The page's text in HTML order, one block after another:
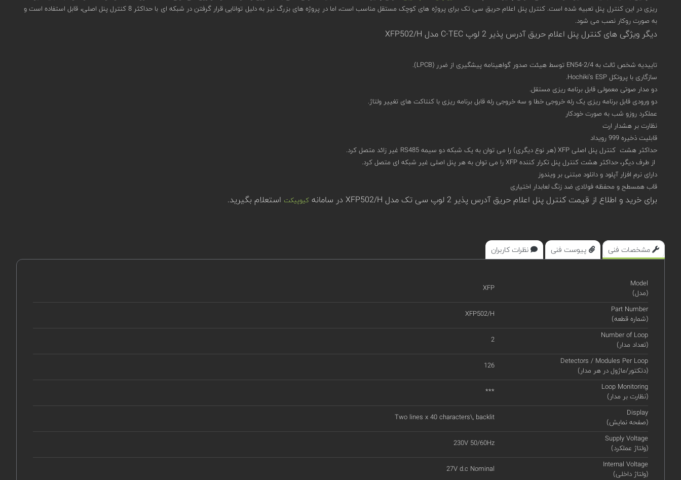
ریزی در این کنترل پنل تعبیه شده است. کنترل پنل اعلام حریق سی تک برای پروژه های کوچک مستقل مناسب است، اما در پروژه های بزرگ نیز به دلیل توانایی قرار گرفتن در شبکه ای با حداکثر 8 کنترل پنل اصلی، قابل استفاده است و
به صورت روکار نصب می شود.
دیگر ویژگی های کنترل پنل اعلام حریق آدرس پذیر 2 لوپ C-TEC مدل XFP502/H
تاییدیه شخص ثالث به EN54-2/4 توسط هیئت صدور گواهینامه پیشگیری از ضرر (LPCB).
سازگاری با پروتکل Hochiki's ESP.
دو مدار صوتی معمولی قابل برنامه ریزی مستقل.
دو ورودی قابل برنامه ریزی یک رله خروجی خطا و سه خروجی رله قابل برنامه ریزی با کنتاکت های تغییر ولتاژ.
عملکرد روزو شب به صورت خودکار
نظارت بر هشدار ارت
قابلیت ذخیره 999 رویداد
حداکثر هشت کنترل پنل اصلی XFP (هر نوع دیگری) را می توان به یک شبکه دو سیمه RS485 غیر زائد متصل کرد.
از طرف دیگر، حداکثر هشت کنترل پنل تکرار کننده XFP را می توان به هر پنل اصلی غیر شبکه ای متصل کرد.
دارای نرم افزار آپلود و دانلود مبتنی بر ویندوز
قاب همسطح و محفظه فولادی ضد زنگ لعابدار اختیاری
برای خرید و اطلاع از قیمت کنترل پنل اعلام حریق آدرس پذیر 2 لوپ سی تک مدل XFP502/H در سامانه کیوپیکت استعلام بگیرید.
مشخصات فنی پیوست فنی نظرات کاربران
Model
(مدل)
XFP
Part Number
(شماره قطعه)
XFP502/H
Number of Loop
(تعداد مدار)
2
Detectors / Modules Per Loop
(دتکتور/ماژول در هر مدار)
126
Loop Monitoring
(نظارت بر مدار)
***
Display
(صفحه نمایش)
Two lines x 40 characters\, backlit
Supply Voltage
(ولتاژ عملکرد)
230V 50/60Hz
Internal Voltage
(ولتاژ داخلی)
27V d.c Nominal